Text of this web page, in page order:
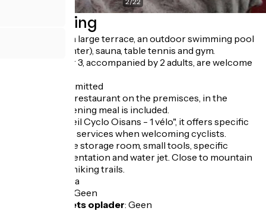
Beschrijving
The hotel has a large terrace, an outdoor swimming pool
(covered in winter), sauna, table tennis and gym.
Children under 3, accompanied by 2 adults, are welcome
Pets are not admitted
Typical french restaurant on the premisces, in the
winter your evening meal is included.
Labeled "Accueil Cyclo Oisans - 1 vélo", it offers specific
equipment and services when welcoming cyclists.
In summer: bike storage room, small tools, specific
cycling documentation and water jet. Close to mountain
bike trails and hiking trails.
Ja
Geen
Elektrische fiets oplader: Geen